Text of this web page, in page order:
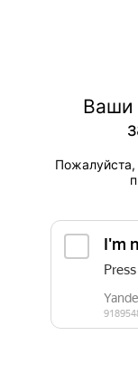
Ваши